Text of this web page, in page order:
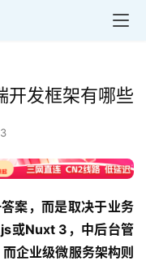
开发框架有哪些
案，而是取决于业务
或Nuxt 3，中后台管
企业级微服务架构则